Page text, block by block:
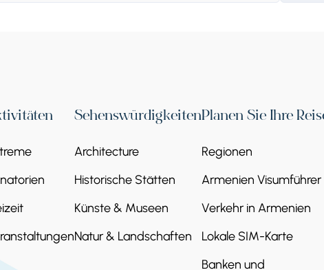
Sehenswürdigkeiten
Architecture
Historische Stätten
Künste & Museen
Natur & Landschaften
Planen Sie Ihre
Regionen
Armenien
Verkehr in Armenien
Lokale SIM-Karte
Banken und